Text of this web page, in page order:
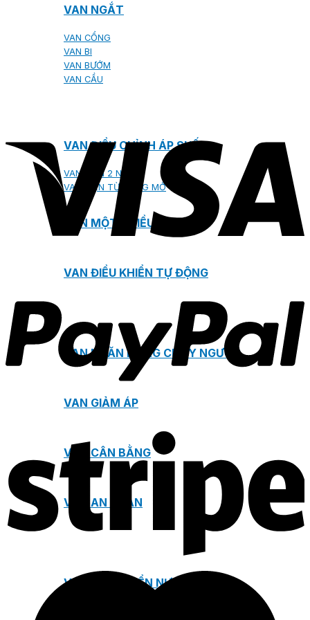
VAN NGẮT
VAN CỔNG
VAN BI
VAN BƯỚM
VAN CẦU
VAN ĐIỀU CHỈNH ÁP SUẤT
VAN ĐIỆN 2 NGÃ
VAN ĐIỆN TỪ ĐÓNG MỞ
VAN MỘT CHIỀU
VAN ĐIỀU KHIỂN TỰ ĐỘNG
VAN NGĂN DÒNG CHẢY NGƯỢC
VAN GIẢM ÁP
VAN CÂN BẰNG
VAN AN TOÀN
VAN ĐIỀU KHIỂN NƯỚC NÓNG